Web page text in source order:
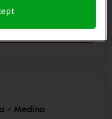
consulta
- Medina